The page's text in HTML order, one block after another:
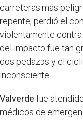
carreteras más
repente, perdió el
violentamente contra
del impacto fue tan
dos pedazos y el
inconsciente.
Valverde fue
médicos de